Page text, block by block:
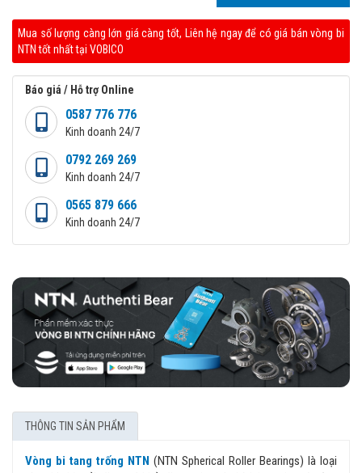
Mua số lượng càng lớn giá càng tốt, Liên hệ ngay để có giá bán vòng bi
NTN tốt nhất tại VOBICO
Báo giá / Hỗ trợ Online
0587 776 776
Kinh doanh 24/7
0792 269 269
Kinh doanh 24/7
0565 879 666
Kinh doanh 24/7
THÔNG TIN SẢN PHẨM
Vòng bi tang trống NTN (NTN Spherical Roller Bearings) là loại